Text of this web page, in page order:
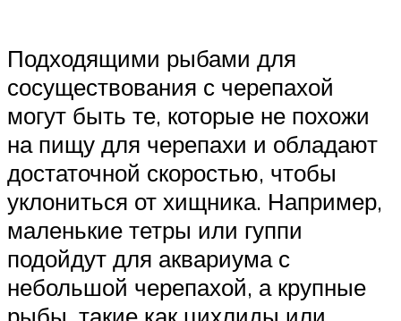
Подходящими рыбами для
сосуществования с черепахой
могут быть те, которые не похожи
на пищу для черепахи и обладают
достаточной скоростью, чтобы
уклониться от хищника. Например,
маленькие тетры или гуппи
подойдут для аквариума с
небольшой черепахой, а крупные